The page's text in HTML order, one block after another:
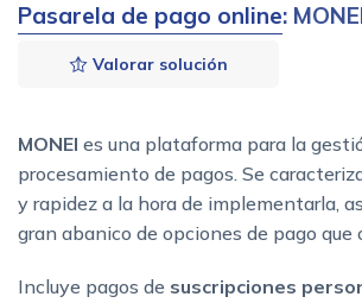
Pasarela de pago online:
Valorar solución
MONEI es una plataforma para la
procesamiento de pagos. Se
y rapidez a la hora de implementarla,
gran abanico de opciones de pago que
Incluye pagos de suscripciones